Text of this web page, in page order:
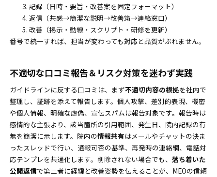
記録（日時・要旨・改善案を固定フォーマット）
返信（共感→簡潔な説明→改善策→連絡窓口）
改善（掲示・動線・スクリプト・研修を更新）
番号で統一すれば、担当が変わっても対応と品質がぶれません。
不適切な口コミ報告＆リスク対策を迷わず実践
ガイドラインに反する口コミは、まず不適切内容の根拠を社内で
整理し、証跡を添えて報告します。個人攻撃、差別的表現、機密
や個人情報、明確な虚偽、宣伝スパムは報告対象です。報告時は
感情的な主張より、該当箇所の引用範囲、発生日、院内記録の有
無を簡潔に示します。院内の情報共有はメールやチャットの決ま
ったスレッドで行い、通報可否の基準、再発時の連絡網、電話対
応テンプレを共通化します。削除されない場合でも、 落ち着いた
公開返信で第三者に経緯と改善姿勢を伝えることが、MEOの信頼